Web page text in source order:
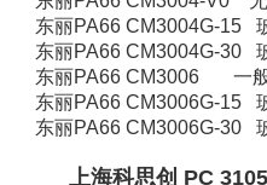
东丽PA66 CM3004G-15
东丽PA66 CM3004G-30
东丽PA66 CM3006 一
东丽PA66 CM3006G-15
东丽PA66 CM3006G-30
上海科思创 PC